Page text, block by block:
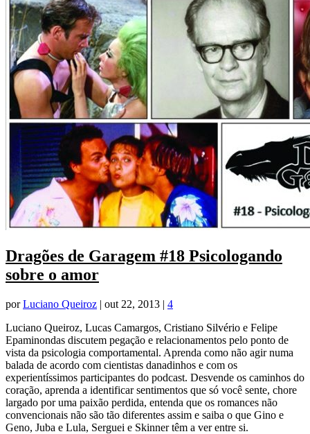
Dragões de Garagem #18 Psicologando
sobre o amor
porLuciano Queiroz | out 22, 2013 | 4
Luciano Queiroz, Lucas Camargos, Cristiano Silvério e Felipe
Epaminondas discutem pegação e relacionamentos pelo ponto de
vista da psicologia comportamental. Aprenda como não agir numa
balada de acordo com cientistas danadinhos e com os
experientíssimos participantes do podcast. Desvende os caminhos do
coração, aprenda a identificar sentimentos que só você sente, chore
largado por uma paixão perdida, entenda que os romances não
convencionais não são tão diferentes assim e saiba o que Gino e
Geno, Juba e Lula, Serguei e Skinner têm a ver entre si.